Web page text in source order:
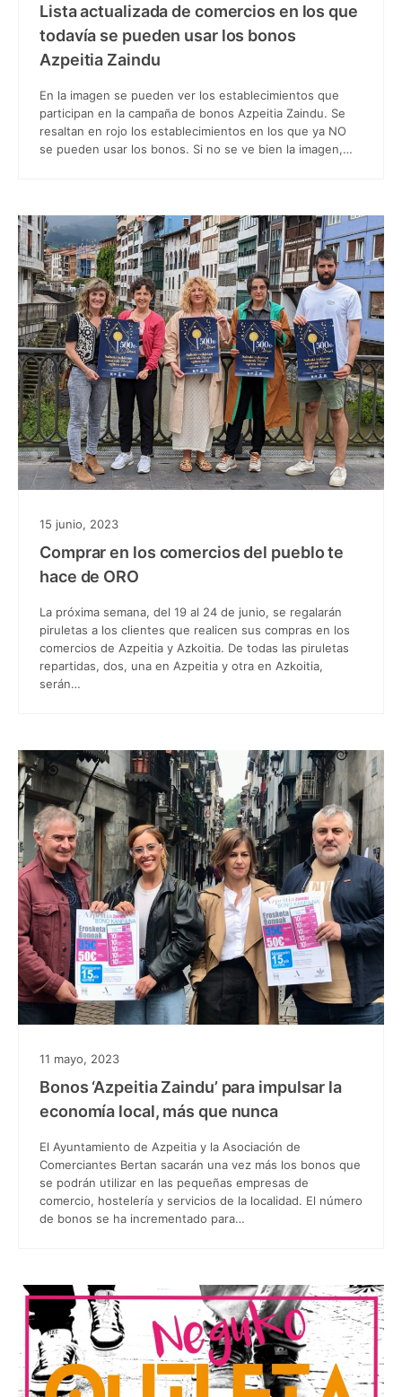
Lista actualizada de comercios en los que
todavía se pueden usar los bonos
Azpeitia Zaindu
En la imagen se pueden ver los establecimientos que
participan en la campaña de bonos Azpeitia Zaindu. Se
resaltan en rojo los establecimientos en los que ya NO
se pueden usar los bonos. Si no se ve bien la imagen,…
15 junio, 2023
Comprar en los comercios del pueblo te
hace de ORO
La próxima semana, del 19 al 24 de junio, se regalarán
piruletas a los clientes que realicen sus compras en los
comercios de Azpeitia y Azkoitia. De todas las piruletas
repartidas, dos, una en Azpeitia y otra en Azkoitia,
serán…
11 mayo, 2023
Bonos ‘Azpeitia Zaindu’ para impulsar la
economía local, más que nunca
El Ayuntamiento de Azpeitia y la Asociación de
Comerciantes Bertan sacarán una vez más los bonos que
se podrán utilizar en las pequeñas empresas de
comercio, hostelería y servicios de la localidad. El número
de bonos se ha incrementado para…